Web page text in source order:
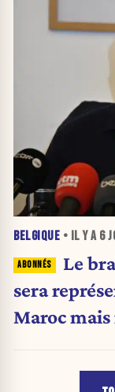
BELGIQUE • IL Y A 6
Le
sera
Maroc